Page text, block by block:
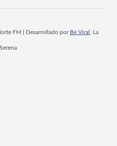
FM | Desarrollado por Be Viral , La
Serena